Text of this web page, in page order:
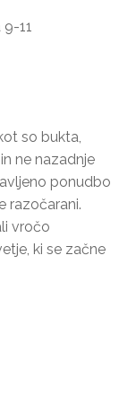
11
so bukta,
ne nazadnje
ponudbo
razočarani.
vročo
ki se začne